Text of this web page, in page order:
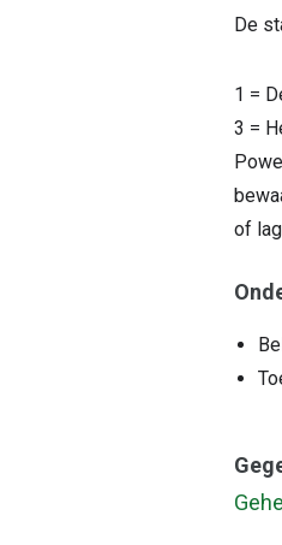
De
1 =
3 =
of